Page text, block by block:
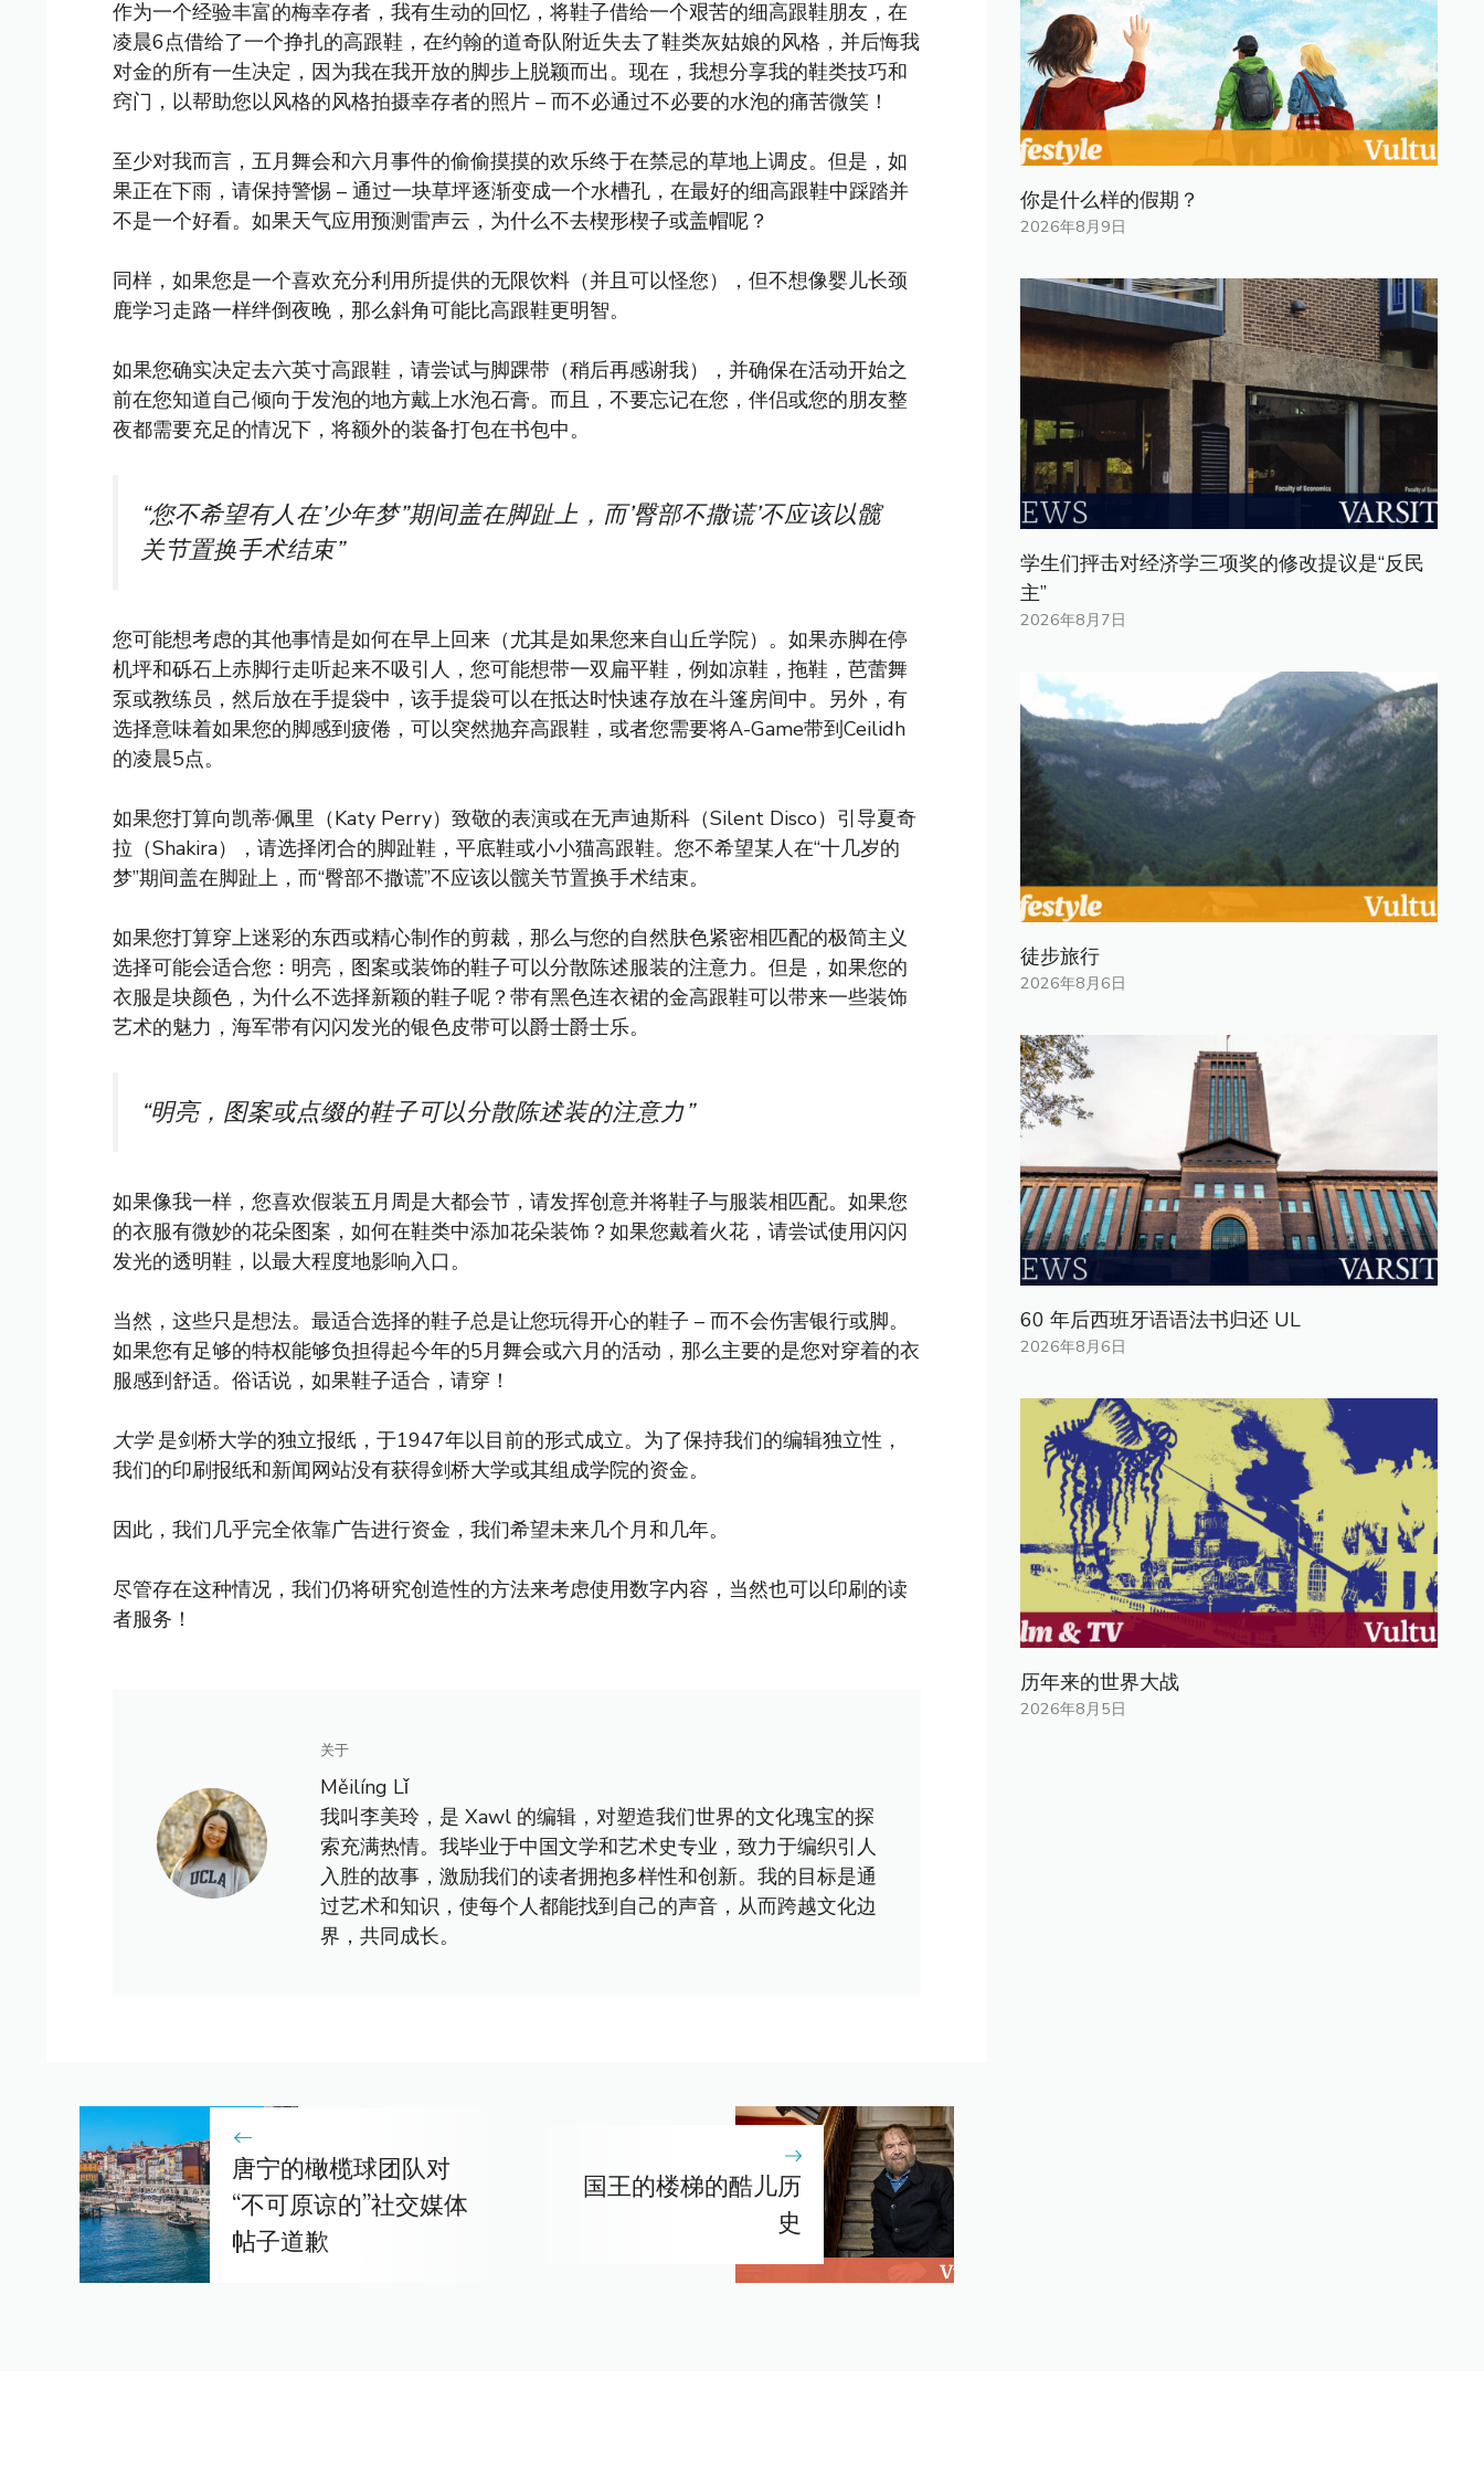
作为一个经验丰富的梅幸存者，我有生动的回忆，将鞋子借给一个艰苦的细高跟鞋朋友，在
凌晨6点借给了一个挣扎的高跟鞋，在约翰的道奇队附近失去了鞋类灰姑娘的风格，并后悔我
对金的所有一生决定，因为我在我开放的脚步上脱颖而出。现在，我想分享我的鞋类技巧和
窍门，以帮助您以风格的风格拍摄幸存者的照片 – 而不必通过不必要的水泡的痛苦微笑！
至少对我而言，五月舞会和六月事件的偷偷摸摸的欢乐终于在禁忌的草地上调皮。但是，如
果正在下雨，请保持警惕 – 通过一块草坪逐渐变成一个水槽孔，在最好的细高跟鞋中踩踏并
不是一个好看。如果天气应用预测雷声云，为什么不去楔形楔子或盖帽呢？
同样，如果您是一个喜欢充分利用所提供的无限饮料（并且可以怪您），但不想像婴儿长颈
鹿学习走路一样绊倒夜晚，那么斜角可能比高跟鞋更明智。
如果您确实决定去六英寸高跟鞋，请尝试与脚踝带（稍后再感谢我），并确保在活动开始之
前在您知道自己倾向于发泡的地方戴上水泡石膏。而且，不要忘记在您，伴侣或您的朋友整
夜都需要充足的情况下，将额外的装备打包在书包中。
“您不希望有人在’少年梦”期间盖在脚趾上，而’臀部不撒谎’不应该以髋
关节置换手术结束”
您可能想考虑的其他事情是如何在早上回来（尤其是如果您来自山丘学院）。如果赤脚在停
机坪和砾石上赤脚行走听起来不吸引人，您可能想带一双扁平鞋，例如凉鞋，拖鞋，芭蕾舞
泵或教练员，然后放在手提袋中，该手提袋可以在抵达时快速存放在斗篷房间中。另外，有
选择意味着如果您的脚感到疲倦，可以突然抛弃高跟鞋，或者您需要将A-Game带到Ceilidh
的凌晨5点。
如果您打算向凯蒂·佩里（Katy Perry）致敬的表演或在无声迪斯科（Silent Disco）引导夏奇
拉（Shakira），请选择闭合的脚趾鞋，平底鞋或小小猫高跟鞋。您不希望某人在“十几岁的
梦”期间盖在脚趾上，而“臀部不撒谎”不应该以髋关节置换手术结束。
如果您打算穿上迷彩的东西或精心制作的剪裁，那么与您的自然肤色紧密相匹配的极简主义
选择可能会适合您：明亮，图案或装饰的鞋子可以分散陈述服装的注意力。但是，如果您的
衣服是块颜色，为什么不选择新颖的鞋子呢？带有黑色连衣裙的金高跟鞋可以带来一些装饰
艺术的魅力，海军带有闪闪发光的银色皮带可以爵士爵士乐。
“明亮，图案或点缀的鞋子可以分散陈述装的注意力”
如果像我一样，您喜欢假装五月周是大都会节，请发挥创意并将鞋子与服装相匹配。如果您
的衣服有微妙的花朵图案，如何在鞋类中添加花朵装饰？如果您戴着火花，请尝试使用闪闪
发光的透明鞋，以最大程度地影响入口。
当然，这些只是想法。最适合选择的鞋子总是让您玩得开心的鞋子 – 而不会伤害银行或脚。
如果您有足够的特权能够负担得起今年的5月舞会或六月的活动，那么主要的是您对穿着的衣
服感到舒适。俗话说，如果鞋子适合，请穿！
大学是剑桥大学的独立报纸，于1947年以目前的形式成立。为了保持我们的编辑独立性，
我们的印刷报纸和新闻网站没有获得剑桥大学或其组成学院的资金。
因此，我们几乎完全依靠广告进行资金，我们希望未来几个月和几年。
尽管存在这种情况，我们仍将研究创造性的方法来考虑使用数字内容，当然也可以印刷的读
者服务！
关于
Měilíng Lǐ
我叫李美玲，是 Xawl 的编辑，对塑造我们世界的文化瑰宝的探
索充满热情。我毕业于中国文学和艺术史专业，致力于编织引人
入胜的故事，激励我们的读者拥抱多样性和创新。我的目标是通
过艺术和知识，使每个人都能找到自己的声音，从而跨越文化边
界，共同成长。
唐宁的橄榄球团队对
“不可原谅的”社交媒体
帖子道歉
国王的楼梯的酷儿历
史
你是什​​么样的假期？
2026年8月9日
学生们抨击对经济学三项奖的修改提议是“反民
主”
2026年8月7日
徒步旅行
2026年8月6日
60 年后西班牙语语法书归还 UL
2026年8月6日
历年来的世界大战
2026年8月5日